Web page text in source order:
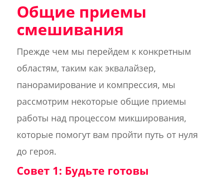
Общие приемы
смешивания
Прежде чем мы перейдем к конкретным
областям, таким как эквалайзер,
панорамирование и компрессия, мы
рассмотрим некоторые общие приемы
работы над процессом микширования,
которые помогут вам пройти путь от нуля
до героя.
Совет 1: Будьте готовы